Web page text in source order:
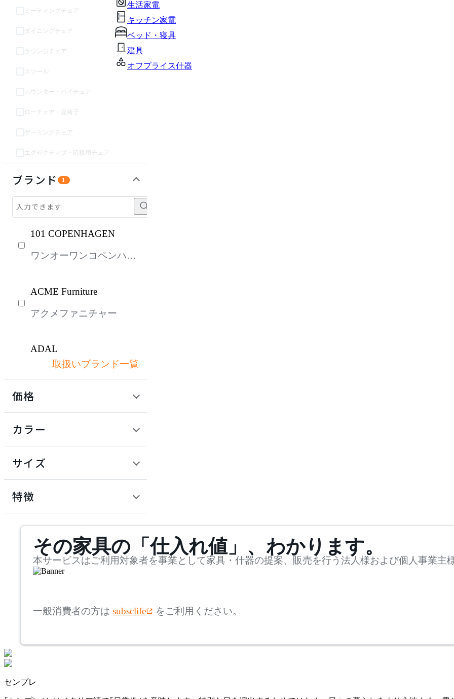
生活家電
キッチン家電
ベッド・寝具
建具
オフプライス什器
ミーティングチェア
ダイニングチェア
ラウンジチェア
スツール
カウンター・ハイチェア
ローチェア・座椅子
ゲーミングチェア
エグゼクティブ・応接用チェア
ブランド 1
101 COPENHAGEN
ワンオーワンコペンハー
ACME Furniture
アクメファニチャー
ADAL
アダル
アダルトータルインテリ
ARIAKE
アルテック
BoConcept
取扱いブランド一覧
価格
カラー
サイズ
mm
検索
~
~
mm
特徴
その家具の「仕入れ値」、わかります。
本サービスはご利用対象者を事業として家具・什器の提案、販売を行う法人様および個人事業主
一般消費者の方は subsclife をご利用ください。
センプレ